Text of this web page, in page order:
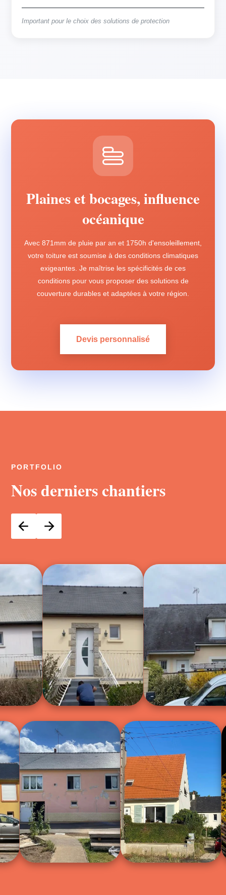
Important pour le choix des solutions de protection
Plaines et bocages, influence
océanique
Avec 871mm de pluie par an et 1750h d'ensoleillement,
votre toiture est soumise à des conditions climatiques
exigeantes. Je maîtrise les spécificités de ces
conditions pour vous proposer des solutions de
couverture durables et adaptées à votre région.
Devis personnalisé
PORTFOLIO
Nos derniers chantiers